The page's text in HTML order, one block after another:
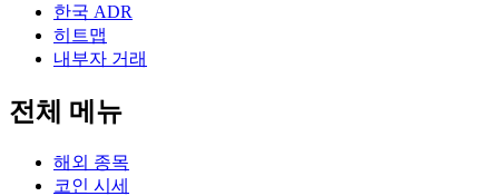
한국 ADR
히트맵
내부자 거래
전체 메뉴
해외 종목
코인 시세